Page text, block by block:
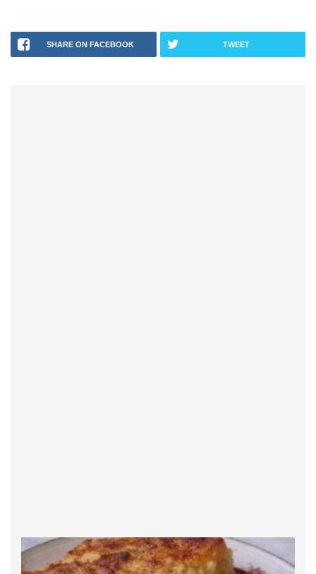
SHARE ON FACEBOOK TWEET